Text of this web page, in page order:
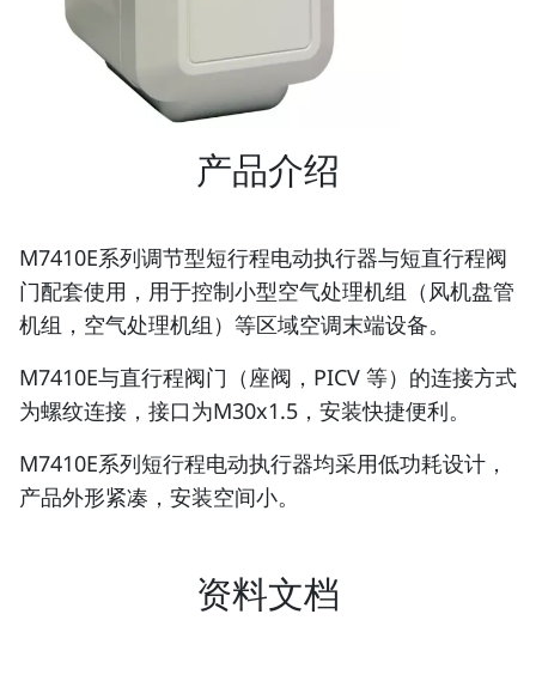
产品介绍
M7410E系列调节型短行程电动执行器与短直行程阀
门配套使用，用于控制小型空气处理机组（风机盘管
机组，空气处理机组）等区域空调末端设备。
M7410E与直行程阀门（座阀，PICV 等）的连接方式
为螺纹连接，接口为M30x1.5，安装快捷便利。
M7410E系列短行程电动执行器均采用低功耗设计，
产品外形紧凑，安装空间小。
资料文档